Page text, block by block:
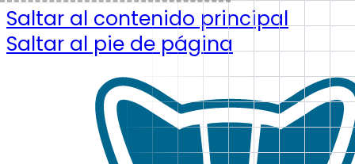
Saltar al contenido principal
Saltar al pie de página